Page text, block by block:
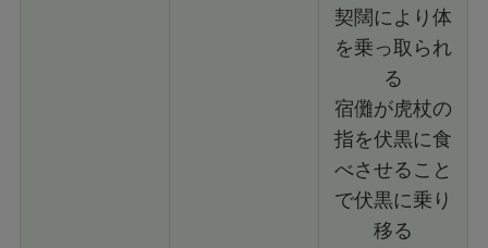
契闊により体
を乗っ取られ
る
宿儺が虎杖の
指を伏黒に食
べさせること
で伏黒に乗り
移る